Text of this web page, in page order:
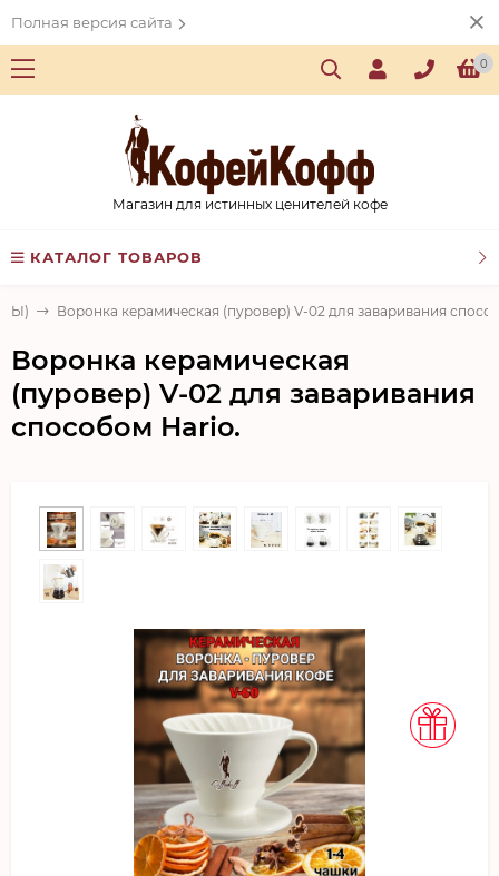
Полная версия сайта
0
Магазин для истинных ценителей кофе
КАТАЛОГ ТОВАРОВ
Воронка керамическая (пуровер) V-02 для заваривания
Воронка керамическая
(пуровер) V-02 для заваривания
способом Hario.